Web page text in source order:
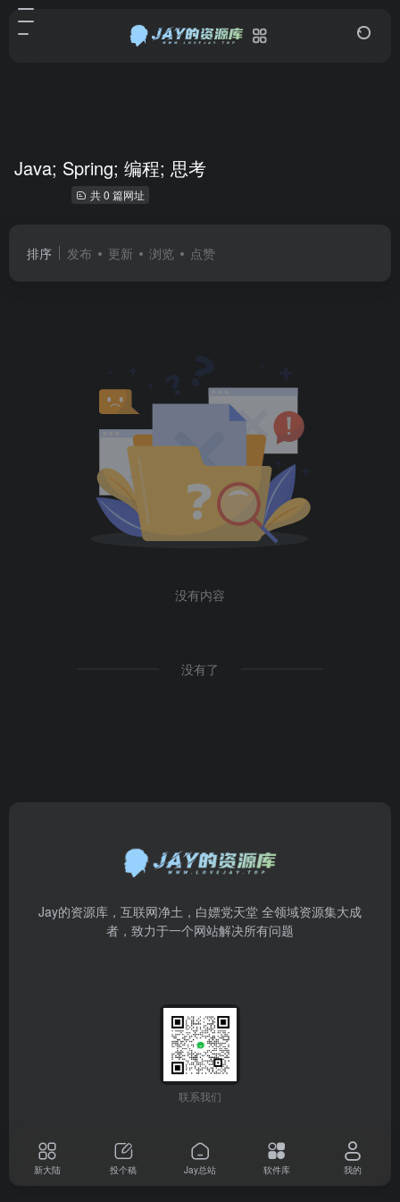
Java; Spring; 编程; 思考
共 0 篇网址
排序 发布 更新 浏览 点赞
没有内容
没有了
Jay的资源库，互联网净土，白嫖党天堂 全领域资源集大成
者，致力于一个网站解决所有问题
联系我们
新大陆 投个稿 Jay总站 软件库 我的